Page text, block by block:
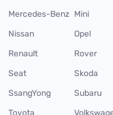
Mercedes-Benz Mini
Nissan
Opel
Renault
Rover
Seat
Skoda
SsangYong
Subaru
Toyota